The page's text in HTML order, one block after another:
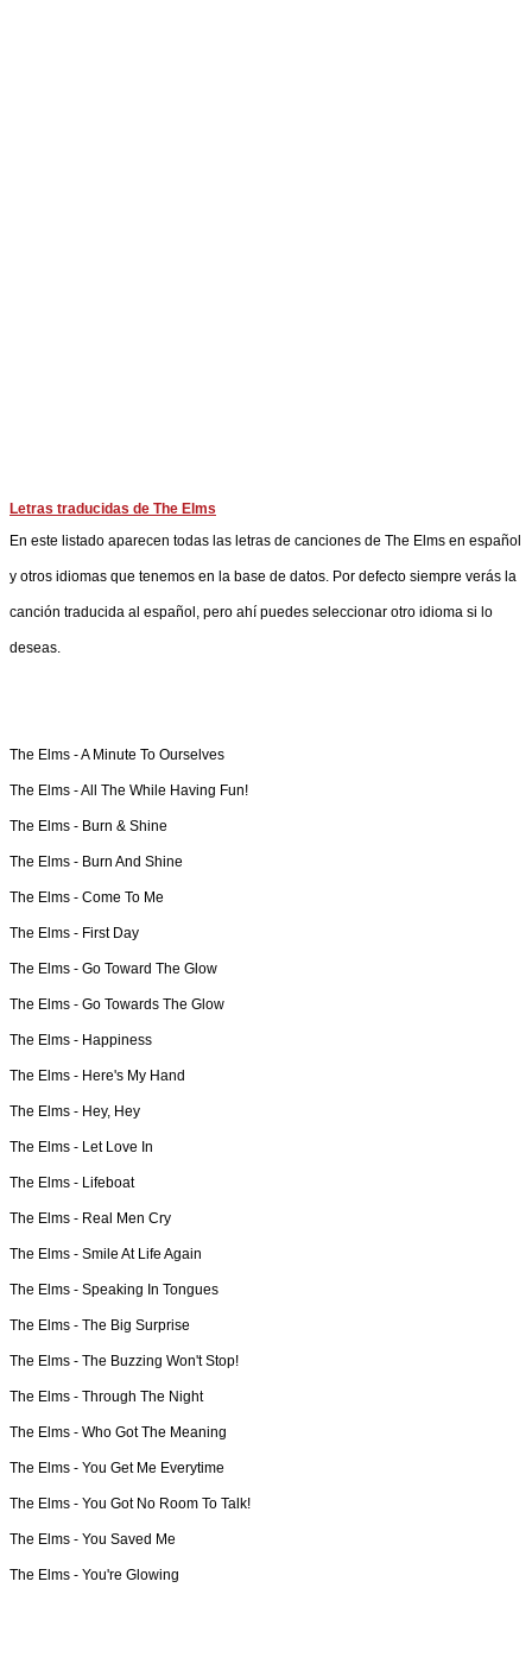
Letras traducidas de The Elms
En este listado aparecen todas las letras de canciones de The Elms en español
y otros idiomas que tenemos en la base de datos. Por defecto siempre verás la
canción traducida al español, pero ahí puedes seleccionar otro idioma si lo
deseas.
The Elms -A Minute To Ourselves
The Elms -All The While Having Fun!
The Elms - Burn & Shine
The Elms - Burn And Shine
The Elms - Come To Me
The Elms - First Day
The Elms - Go Toward The Glow
The Elms - Go Towards The Glow
The Elms - Happiness
The Elms - Here's My Hand
The Elms - Hey, Hey
The Elms - Let Love In
The Elms - Lifeboat
The Elms - Real Men Cry
The Elms - Smile At Life Again
The Elms - Speaking In Tongues
The Elms - The Big Surprise
The Elms - The Buzzing Won't Stop!
The Elms - Through The Night
The Elms - Who Got The Meaning
The Elms - You Get Me Everytime
The Elms - You Got No Room To Talk!
The Elms - You Saved Me
The Elms - You're Glowing